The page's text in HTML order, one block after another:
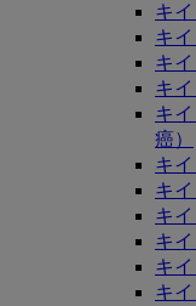
キ
キ
キ
キ
キ
癌）
キ
キ
キ
キ
キ
キ